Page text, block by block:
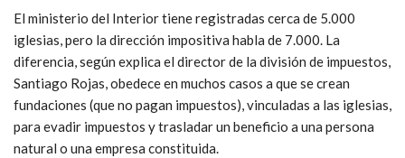
El ministerio del Interior tiene registradas cerca de 5.000
iglesias, pero la dirección impositiva habla de 7.000. La
diferencia, según explica el director de la división de impuestos,
Santiago Rojas, obedece en muchos casos a que se crean
fundaciones (que no pagan impuestos), vinculadas a las iglesias,
para evadir impuestos y trasladar un beneficio a una persona
natural o una empresa constituida.